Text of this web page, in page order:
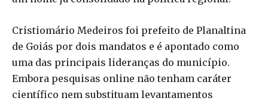
Cristiomário Medeiros foi prefeito de Planaltina
de Goiás por dois mandatos e é apontado como
uma das principais lideranças do município.
Embora pesquisas online não tenham caráter
científico nem substituam levantamentos